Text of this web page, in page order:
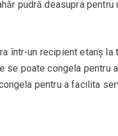
pudră deasupra
într-un recipient etanș la
se poate congela pentru
pentru a facilita